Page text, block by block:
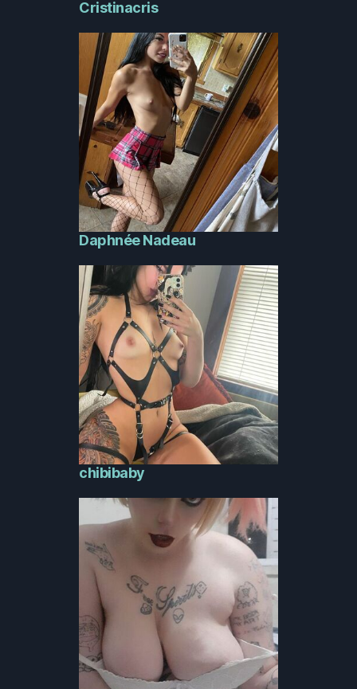
Cristinacris
Daphnée Nadeau
chibibaby